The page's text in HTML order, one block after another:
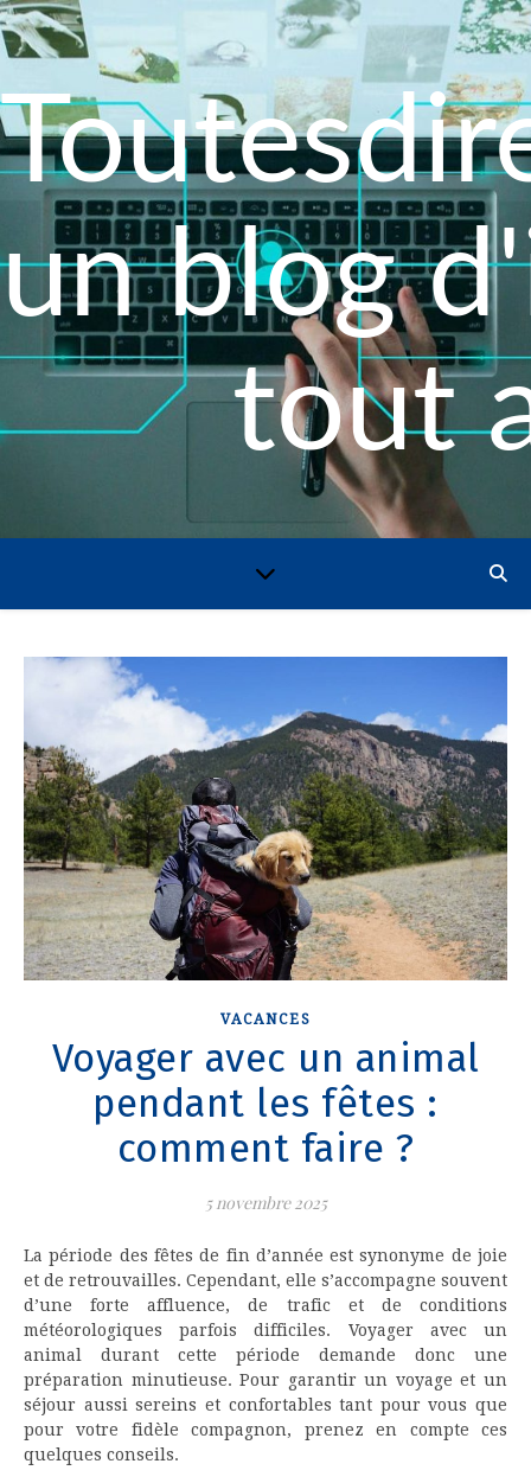
un blog
tout
VACANCES
Voyager avec un animal
pendant les fêtes :
comment faire ?
5 novembre 2025
La période des fêtes de fin d’année est synonyme de joie
et de retrouvailles. Cependant, elle s’accompagne souvent
d’une forte affluence, de trafic et de conditions
météorologiques parfois difficiles. Voyager avec un
animal durant cette période demande donc une
préparation minutieuse. Pour garantir un voyage et un
séjour aussi sereins et confortables tant pour vous que
pour votre fidèle compagnon, prenez en compte ces
quelques conseils.